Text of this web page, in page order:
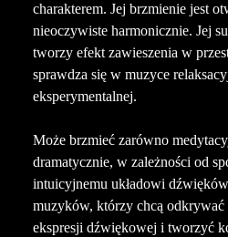
charakterem. Jej brzmienie jest
nieoczywiste harmonicznie. Jej
tworzy efekt zawieszenia w
sprawdza się w muzyce
eksperymentalnej.
Może brzmieć zarówno
dramatycznie, w zależności od
intuicyjnemu układowi
muzyków, którzy chcą
ekspresji dźwiękowej i tworzyć